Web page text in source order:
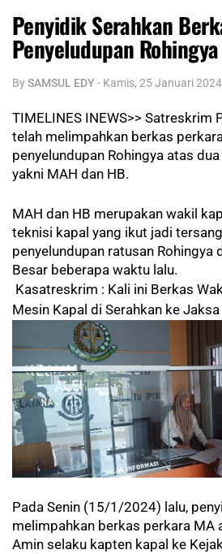
Penyidik Serahkan
Penyeludupan
BySAMSUL EDY - Kamis, 25 Januari 2024
TIMELINES INEWS>> Satreskrim
telah melimpahkan berkas
penyelundupan Rohingya atas
yakni MAH dan HB.
MAH dan HB merupakan wakil
teknisi kapal yang ikut jadi
penyelundupan ratusan Rohingya
Besar beberapa waktu lalu.
Kasatreskrim : Kali ini Berkas
Mesin Kapal di Serahkan ke Jaksa
Pada Senin (15/1/2024) lalu,
melimpahkan berkas perkara MA
Amin selaku kapten kapal ke